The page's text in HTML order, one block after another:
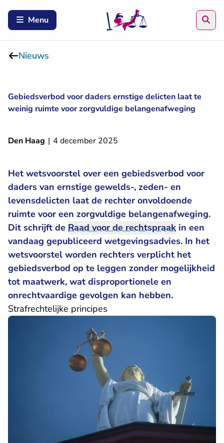
Menu
Nieuws
Gebiedsverbod voor daders ernstige delicten laat te
weinig ruimte voor zorgvuldige belangenafweging
Den Haag | 4 december 2025
Het wetsvoorstel over een gebiedsverbod voor
daders van ernstige gewelds-, zeden- en
levensdelicten laat de rechter onvoldoende
ruimte voor een zorgvuldige belangenafweging.
Dit schrijft de Raad voor de rechtspraak in een
vandaag gepubliceerd wetgevingsadvies. In het
wetsvoorstel worden rechters verplicht het
gebiedsverbod op te leggen zonder mogelijkheid
tot maatwerk, wat disproportionele en
onrechtvaardige gevolgen kan hebben.
Strafrechtelijke principes